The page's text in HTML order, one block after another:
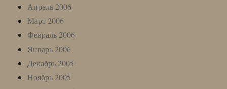
Апрель 2006
Март 2006
Февраль 2006
Январь 2006
Декабрь 2005
Ноябрь 2005